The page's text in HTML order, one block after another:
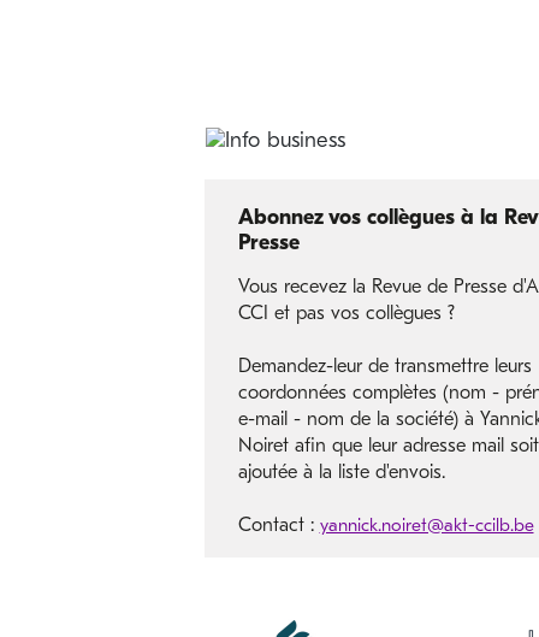
Abonnez vos collègues à la
Presse
Vous recevez la Revue de Presse
CCI et pas vos collègues ?
Demandez-leur de transmettre leurs
coordonnées complètes (nom -
e-mail - nom de la société) à
Noiret afin que leur adresse mail soit
ajoutée à la liste d'envois.
Contact : yannick.noiret@akt-ccilb.be